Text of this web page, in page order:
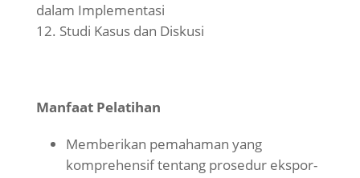
dalam Implementasi
Studi Kasus dan Diskusi
Manfaat Pelatihan
Memberikan pemahaman yang
komprehensif tentang prosedur ekspor-